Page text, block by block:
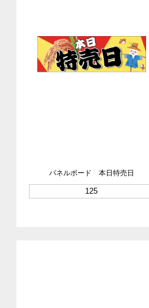
パネルボード 本日特売日
125